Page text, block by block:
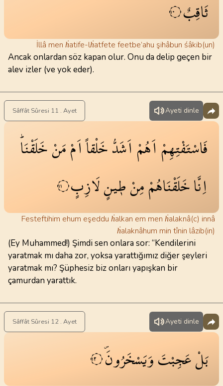
ثَاقِبٌ ١٠
İllâ men ḣatife-lḣatfete feetbe’ahu şihâbun śâkib(un)
Ancak onlardan söz kapan olur. Onu da delip geçen bir
alev izler (ve yok eder).
Sâffât Sûresi 11 . Ayet Ayeti dinle
فَاسْتَفْتِهِمْ اَهُمْ اَشَدُّخَلْقاًاَمْمَنْخَلَقْنَاۜ
اِنَّاخَلَقْنَاهُمْمِنْط۪ينٍلَازِبٍ ١١
Festeftihim ehum eşeddu ḣalkan em men ḣalaknâ(c) innâ
ḣalaknâhum min tînin lâzib(in)
(Ey Muhammed!) Şimdi sen onlara sor: “Kendilerini
yaratmak mı daha zor, yoksa yarattığımız diğer şeyleri
yaratmak mı? Şüphesiz biz onları yapışkan bir
çamurdan yarattık.
Sâffât Sûresi 12 . Ayet Ayeti dinle
بَلْعَجِبْتَوَيَسْخَرُونَۖ ١٢